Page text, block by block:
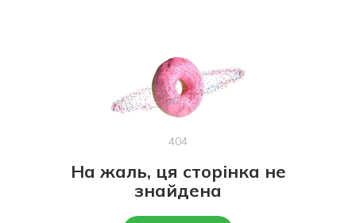
404
На жаль, ця сторінка не
знайдена